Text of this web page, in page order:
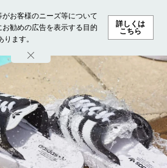
お客様のニーズ等について
勧めの広告を表示する目的
ます。
詳しくは
こちら
ランキング ファッション ビューテ